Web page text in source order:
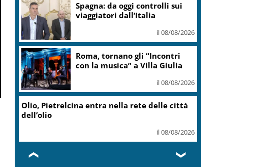
Spagna: da oggi controlli sui
viaggiatori dall’Italia
il 08/08/2026
Roma, tornano gli “Incontri
con la musica” a Villa Giulia
il 08/08/2026
Olio, Pietrelcina entra nella rete delle città
dell’olio
il 08/08/2026
❮ ❯